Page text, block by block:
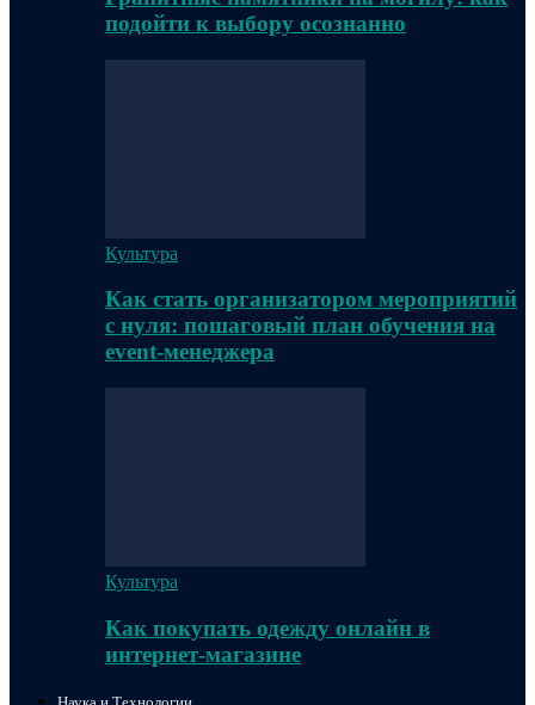
подойти к выбору осознанно
Культура
Как стать организатором мероприятий
с нуля: пошаговый план обучения на
event-менеджера
Культура
Как покупать одежду онлайн в
интернет-магазине